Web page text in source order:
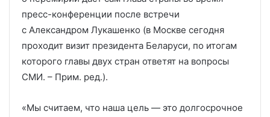
пресс-конференции после встречи
с Александром Лукашенко (в Москве сегодня
проходит визит президента Беларуси, по итогам
которого главы двух стран ответят на вопросы
СМИ. – Прим. ред.).
«Мы считаем, что наша цель — это долгосрочное